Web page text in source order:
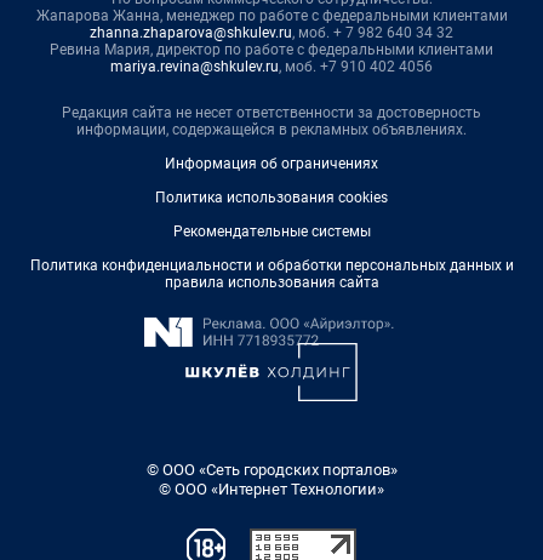
Жапарова Жанна, менеджер по работе с федеральными клиентами
zhanna.zhaparova@shkulev.ru, моб. + 7 982 640 34 32
Ревина Мария, директор по работе с федеральными клиентами
mariya.revina@shkulev.ru, моб. +7 910 402 4056
Редакция сайта не несет ответственности за достоверность
информации, содержащейся в рекламных объявлениях.
Информация об ограничениях
Политика использования cookies
Рекомендательные системы
Политика конфиденциальности и обработки персональных данных и
правила использования сайта
© ООО «Сеть городских порталов»
© ООО «Интернет Технологии»